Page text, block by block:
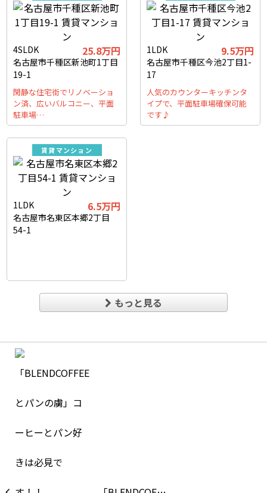
4SLDK 25.8万円
名古屋市千種区新池町1丁目
19-1
閑静な住宅街でリノベーショ
ン済、広いバルコニー、平面
駐車場…
1LDK 9.5万円
名古屋市千種区今池2丁目1-
17
人気のカウンターキッチンタ
イプで、平面駐車場確保可能
です♪
賃貸マンション
1LDK 6.5万円
名古屋市名東区本郷2丁目
54-1
もっと見る